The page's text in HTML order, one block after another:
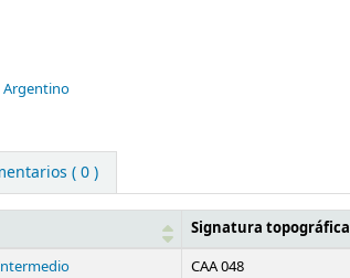
Argentino
( 0 )
Signatura topográfica
CAA 048